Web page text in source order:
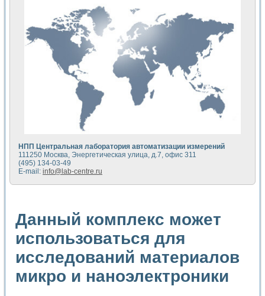
Разработка автоматизированного стенда для измерения
Применение среды LabVIEW для построения картины
Портативная система для определения показателей
Использование LabVIEW для управления источником
Устройство для снятия вольт-амперных характеристик
Передовые научные технологии: нано-, фемто-,
Автоматизированная установка по измерению временных
Автоматизированный лабораторный комплекс на базе
Визуализация моделирования и оптимизации тепловой
Виртуальный прибор для исследования функциональных
Исследование возможности создания экономичного
Исследование кинетики движения макрочастиц в
Метод прогнозирования свойств дисперсных продуктов
Недорогая система управления сверхпроводящим
Применение технологий NI в курсе экспериментальной
Расчет переноса аэрозоля и выпадения осадка в
Применение NI VISION для геометрического анализа в
Управление движением с помощью программно -
Определение параметров всплывающих газовых
Система управления асинхронным тиристорным
Лазерный профилометр
Применение средств NATIONAL INSTRUMENTS для
НПП Центральная лаборатория автоматизации измерений
111250 Москва, Энергетическая улица, д.7, офис 311
(495) 134-03-49
E-mail: info@lab-centre.ru
Данный комплекс может
использоваться для
исследований материалов
микро и наноэлектроники